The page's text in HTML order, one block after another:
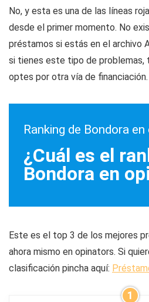
No, y esta es una de las líneas
desde el primer momento. No
préstamos si estás en el archivo
si tienes este tipo de problemas,
optes por otra vía de financiación.
Ranking de Bondora
¿Cuál es el
Bondora en
Este es el top 3 de los mejores
ahora mismo en opinators. Si
clasificación pincha aquí:
1